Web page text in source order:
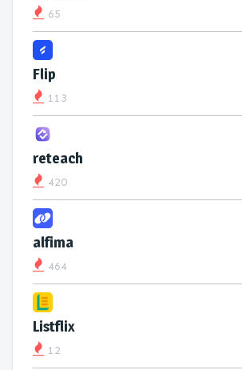
65
Flip
113
reteach
420
alfima
464
Listflix
12